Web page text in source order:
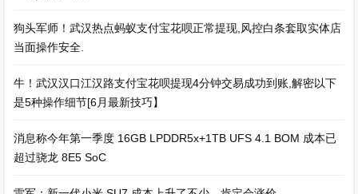
狗头军师！武汉热点蚂蚁支付宝花呗正常提现,风控白条套取实体店
当面操作安全.
牛！武汉汉口江汉路支付宝花呗提现4分钟交易成功到账,解密以下
是5种操作细节[6月最新技巧】
消息称今年第一季度 16GB LPDDR5x+1TB UFS 4.1 BOM 成本已
超过骁龙 8E5 SoC